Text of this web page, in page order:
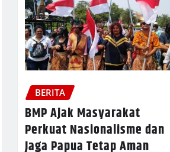
BERITA
BMP Ajak Masyarakat
Perkuat Nasionalisme dan
Jaga Papua Tetap Aman